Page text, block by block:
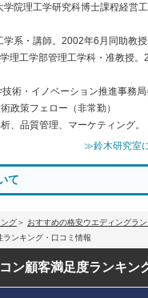
院理工学研究科博士課程経営
系・講師。2002年6月同助教授
理工学部管理工学科・准教授。
術・イノベーション推進事務
政策フェロー（非常勤）
、品質管理、マーケティング。
≫鈴木研究室
て
グ おすすめの格安ウエディングラ
ンキング・口コミ情報
ン顧客満足度ランキン